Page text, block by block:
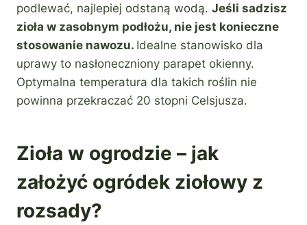
podlewać, najlepiej odstaną wodą. Jeśli sadzisz
zioła w zasobnym podłożu, nie jest konieczne
stosowanie nawozu. Idealne stanowisko dla
uprawy to nasłoneczniony parapet okienny.
Optymalna temperatura dla takich roślin nie
powinna przekraczać 20 stopni Celsjusza.
Zioła w ogrodzie – jak
założyć ogródek ziołowy z
rozsady?